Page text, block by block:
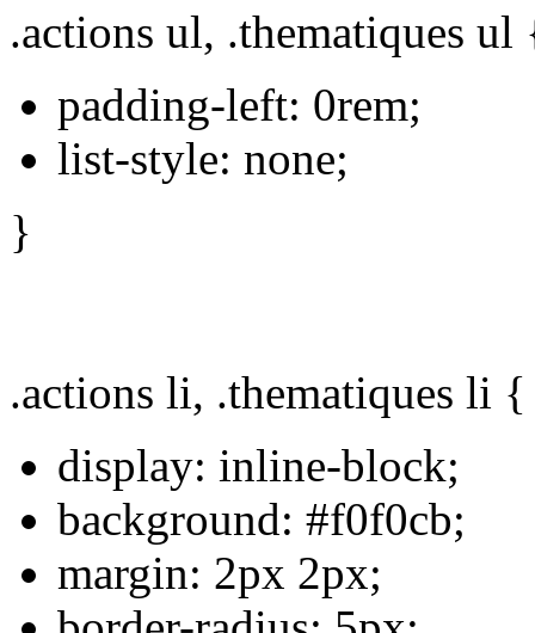
.actions ul, .thematiques ul
padding-left: 0rem;
list-style: none;
}
.actions li, .thematiques li {
display: inline-block;
background: #f0f0cb;
margin: 2px 2px;